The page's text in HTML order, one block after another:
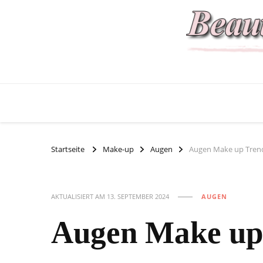
Startseite Make-up Augen Augen Make up
AKTUALISIERT AM 13. SEPTEMBER 2024 AUGEN
Augen Make